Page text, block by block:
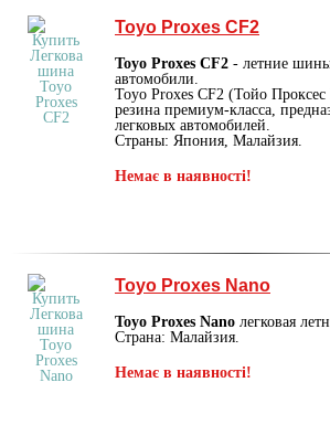
Toyo Proxes CF2
Toyo Proxes CF2 - летние
автомобили.
Toyo Proxes CF2 (Тойо
резина премиум-класса,
легковых автомобилей.
Страны: Япония, Малайзия.
Немає в наявності!
Toyo Proxes Nano
Toyo Proxes Nano легковая
Страна: Малайзия.
Немає в наявності!